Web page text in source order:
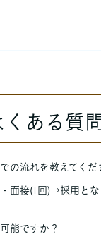
くある質問
の流れを教えてくだ
面接(1回)→採用とな
能ですか？